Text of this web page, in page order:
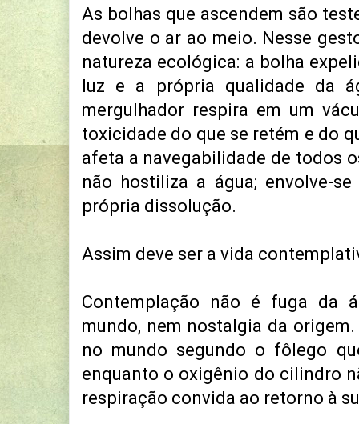
As bolhas que ascendem são
devolve o ar ao meio. Nesse
natureza ecológica: a bolha
luz e a própria qualidade da
mergulhador respira em um
toxicidade do que se retém e do
afeta a navegabilidade de todos
não hostiliza a água; envolve-
própria dissolução.
Assim deve ser a vida
Contemplação não é fuga da
mundo, nem nostalgia da
no mundo segundo o fôlego
enquanto o oxigênio do cilindro
respiração convida ao retorno à